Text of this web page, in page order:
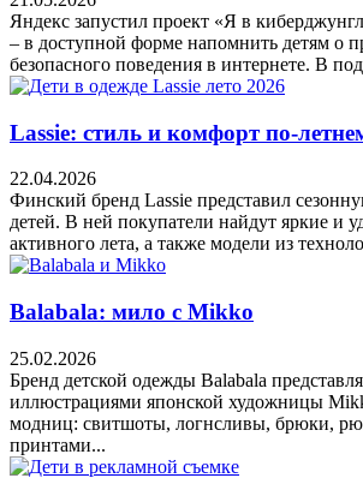
Яндекс запустил проект «Я в
– в доступной форме напомнить детям о
безопасного поведения в интернете. В
Lassie: стиль и комфорт по-
22.04.2026
Финский бренд Lassie представил
детей. В ней покупатели найдут яркие и
активного лета, а также модели из
Balabala: мило с Mikko
25.02.2026
Бренд детской одежды Balabala
иллюстрациями японской художницы
модниц: свитшоты, логнсливы, брюки,
принтами...